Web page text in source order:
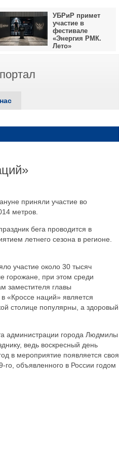
УБРиР примет
участие в
фестивале
«Энергия РМК.
Лето»
приняли участие во
метров.
бега проводится в
летнего сезона в регионе.
участие около 30 тысяч
горожане, при этом среди
заместителя главы
«Кроссе наций» является
столице популярны, а здоровый
администрации города Людмилы
ведь воскресный день
в мероприятие появляется своя
го, объявленного в России годом